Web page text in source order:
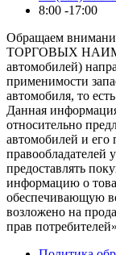
8:00 -17:00
Обращаем
ТОРГОВЫХ
автомобилей)
применимости
автомобиля, то
Данная
относительно
автомобилей и его
правообладателей
предоставлять
информацию о
обеспечивающую
возложено на
прав